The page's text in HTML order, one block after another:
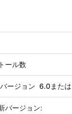
ール数
ージョン 6.0また
バージョン: